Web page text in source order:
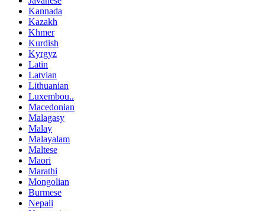
Kannada
Kazakh
Khmer
Kurdish
Kyrgyz
Latin
Latvian
Lithuanian
Luxembou..
Macedonian
Malagasy
Malay
Malayalam
Maltese
Maori
Marathi
Mongolian
Burmese
Nepali